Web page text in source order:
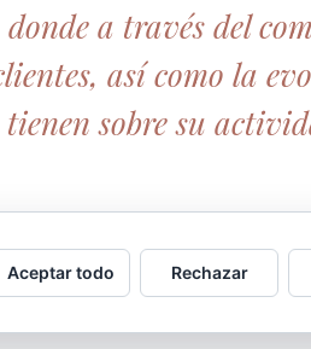
a través del
así como la
sobre su
Aceptar todo Rechazar